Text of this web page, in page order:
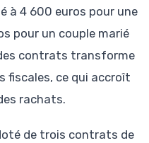
à 4 600 euros pour une
pour un couple marié
contrats transforme
fiscales, ce qui accroît
rachats.
de trois contrats de